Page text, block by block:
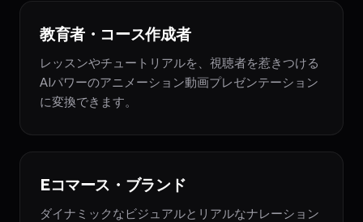
教育者・コース作成者
レッスンやチュートリアルを、視聴者を惹きつける
AIパワーのアニメーション動画プレゼンテーション
に変換できます。
Eコマース・ブランド
ダイナミックなビジュアルとリアルなナレーション